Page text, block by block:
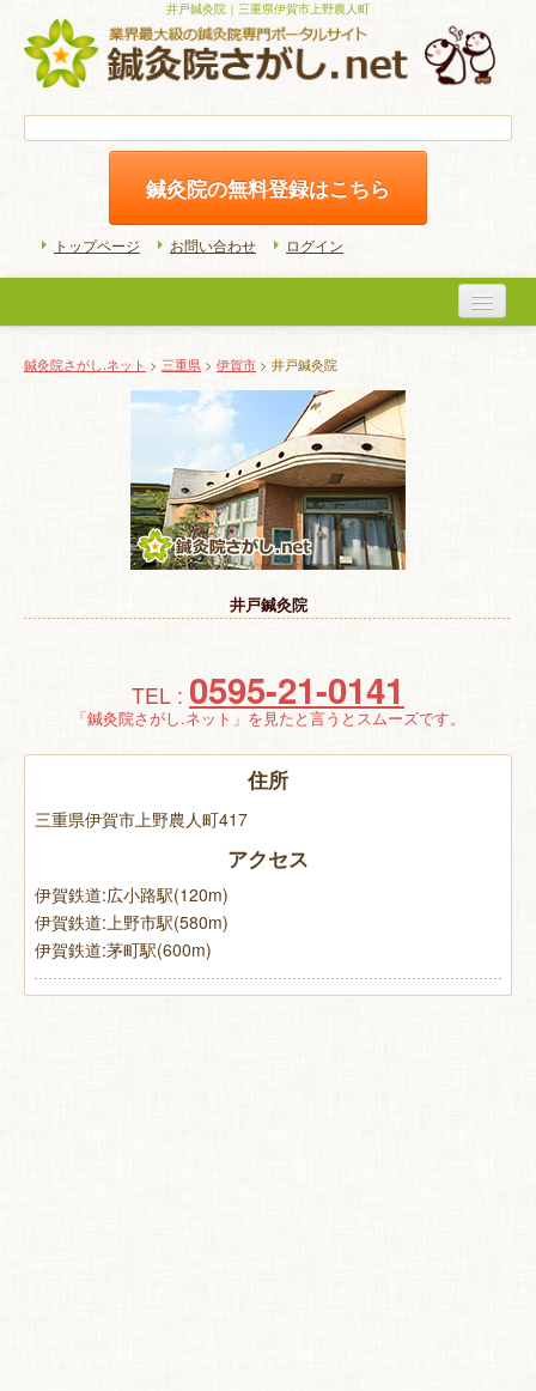
井戸鍼灸院｜三重県伊賀市上野農人町
鍼灸院の無料登録はこちら
トップページ お問い合わせ ログイン
初めての方へ
よくある質問
ホームケア
特 集
お悩み解決！
鍼灸院さがし.ネット > 三重県 > 伊賀市 > 井戸鍼灸院
井戸鍼灸院
TEL : 0595-21-0141
「鍼灸院さがし.ネット」を見たと言うとスムーズです。
住所
三重県伊賀市上野農人町417
アクセス
伊賀鉄道:広小路駅(120m)
伊賀鉄道:上野市駅(580m)
伊賀鉄道:茅町駅(600m)